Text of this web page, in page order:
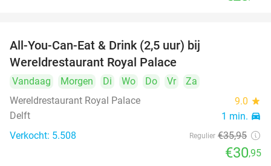
All-You-Can-Eat & Drink (2,5 uur) bij
Wereldrestaurant Royal Palace
Vandaag Morgen Di Wo Do Vr
Za
Wereldrestaurant Royal Palace
9.0 star
Delft 1 min. directions_car
Verkocht: 5.508 Regulier €35,95
€30,95